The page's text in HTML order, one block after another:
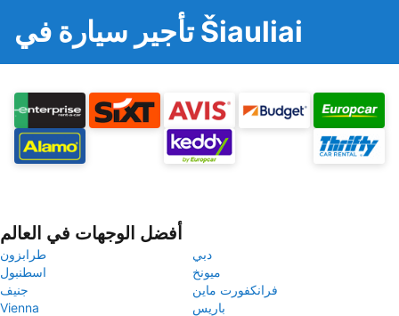
تأجير سيارة في Šiauliai
أفضل الوجهات في العالم
طرابزون
دبي
اسطنبول
ميونخ
جنيف
فرانكفورت ماين
Vienna
باريس